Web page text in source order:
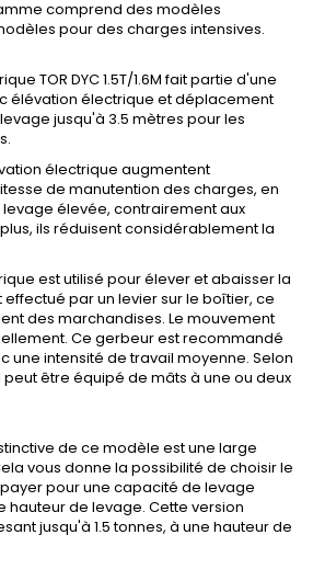
comprend des modèles
pour des charges intensives.
TOR DYC 1.5T/1.6M fait partie d'une
élévation électrique et déplacement
jusqu'à 3.5 mètres pour les
électrique augmentent
de manutention des charges, en
élevée, contrairement aux
ils réduisent considérablement la
est utilisé pour élever et abaisser la
par un levier sur le boîtier, ce
des marchandises. Le mouvement
Ce gerbeur est recommandé
une intensité de travail moyenne. Selon
être équipé de mâts à une ou deux
de ce modèle est une large
vous donne la possibilité de choisir le
pour une capacité de levage
hauteur de levage. Cette version
jusqu'à 1.5 tonnes, à une hauteur de